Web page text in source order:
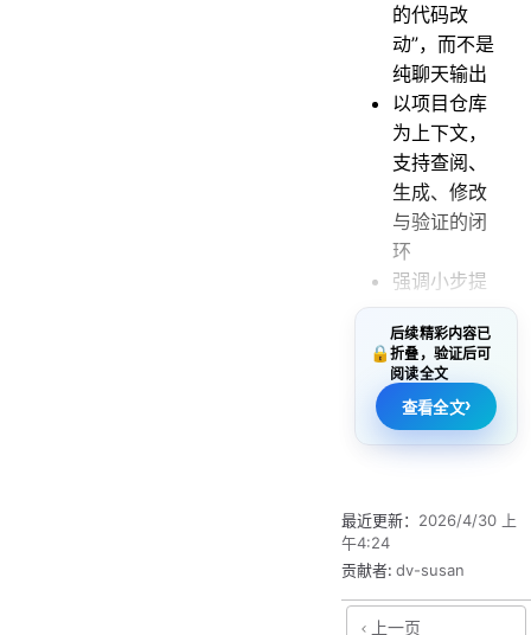
的代码改
动”，而不是
纯聊天输出
以项目仓库
为上下文，
支持查阅、
生成、修改
与验证的闭
环
强调小步提
交、可回滚
与可验证
（tests/lint/
build）
能力边界
🔒
后续精彩内容已
折叠，验证后可
阅读全文
查看全文›
最近更新： 2026/4/30 上
午4:24
贡献者: dv-susan
上一页